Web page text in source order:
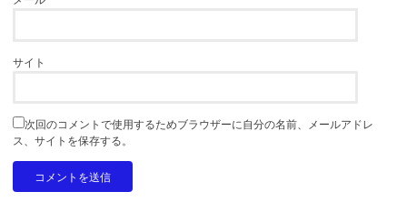
サイト
次回のコメントで使用するためブラウザーに自分の名前、メールアドレ
ス、サイトを保存する。